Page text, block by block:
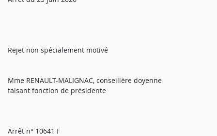
Rejet non spécialement motivé
Mme RENAULT-MALIGNAC, conseillère doyenne
faisant fonction de présidente
Arrêt n° 10641 F